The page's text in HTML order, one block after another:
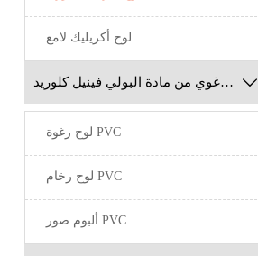
لوح أكريليك لامع
لوح رغوي من مادة البولي فينيل كلوريد 
لوح رغوة PVC
لوح رخام PVC
ألبوم صور PVC